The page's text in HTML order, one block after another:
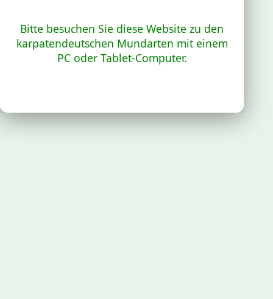
Bitte besuchen Sie diese Website zu den
karpatendeutschen Mundarten mit einem
PC oder Tablet-Computer.